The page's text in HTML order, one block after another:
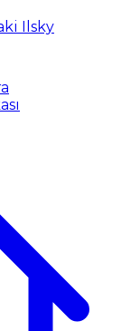
Ilsky